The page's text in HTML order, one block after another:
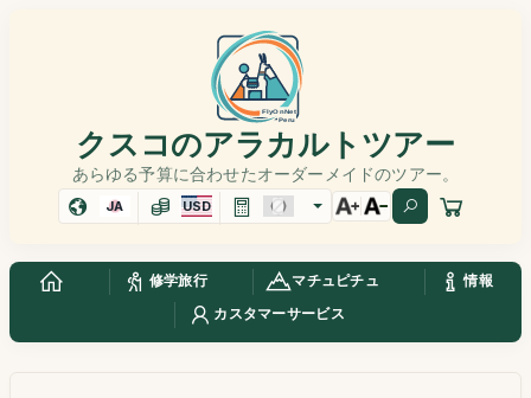
クスコのアラカルトツアー
あらゆる予算に合わせたオーダーメイドのツアー。
JA USD
修学旅行 マチュピチュ
情報
カスタマーサービス